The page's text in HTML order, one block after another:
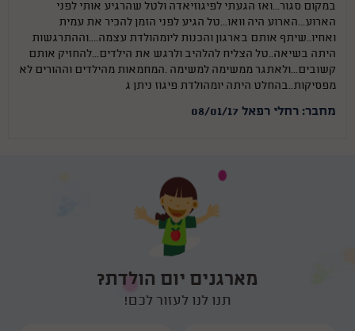
במקום סגור...ואז הגעתי לפיגוזיאדה ולטל שהרגיע אותי לפני
הארוע...הארוע היה וואו...טל הגיע לפני הזמן להכיר את עמית
ואחיו..שיתף אותם בארגון והכנות ליומהולדת עצמה....וההתרגשות
היתה בשיאה..טל הצליח להלהיב ולרגש את הילדים...להחזיק אותם
קשובים...ולאתגר ממשימה למשימה .המחמאות מהילדים וההורים לא
מפסיקות..בהחלט היתה יומהולדת פיגוז ניתן ג
מחבר: רחלי רפאל 08/01/17
מארגנים יום הולדת?
תנו לנו לעזור לכם!